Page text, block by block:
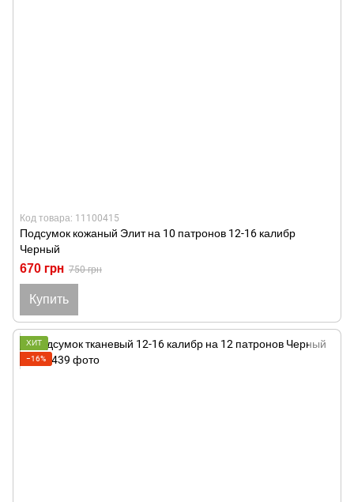
Код товара: 11100415
Подсумок кожаный Элит на 10 патронов 12-16 калибр
Черный
670 грн 750 грн
Купить
ХИТ
−16%